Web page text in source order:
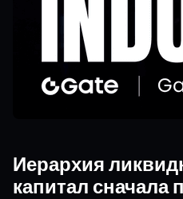
Иерархия
капитал сначала